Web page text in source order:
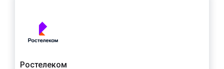
Ростелеком